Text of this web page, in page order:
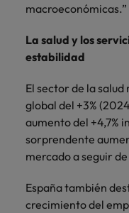
macroeconómicas.”
La salud y los
estabilidad
El sector de la
global del +3%
aumento del +4,7%
sorprendente
mercado a seguir
España también
crecimiento del